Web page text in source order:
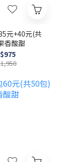
元+40元(共
香酸甜